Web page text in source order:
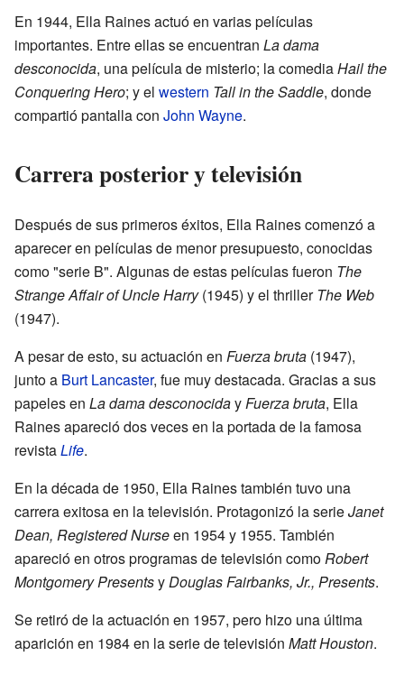
En 1944, Ella Raines actuó en varias películas
importantes. Entre ellas se encuentran La dama
desconocida, una película de misterio; la comediaHail the
Conquering Hero; y el western Tall in the Saddle, donde
compartió pantalla con John Wayne.
Carrera posterior y televisión
Después de sus primeros éxitos, Ella Raines comenzó a
aparecer en películas de menor presupuesto, conocidas
como "serie B". Algunas de estas películas fueron The
Strange Affair of Uncle Harry(1945) y el thrillerThe Web
(1947).
A pesar de esto, su actuación en Fuerza bruta (1947),
junto a Burt Lancaster, fue muy destacada. Gracias a sus
papeles en La dama desconocidayFuerza bruta, Ella
Raines apareció dos veces en la portada de la famosa
revistaLife.
En la década de 1950, Ella Raines también tuvo una
carrera exitosa en la televisión. Protagonizó la serieJanet
Dean, Registered Nurseen 1954 y 1955. También
apareció en otros programas de televisión comoRobert
Montgomery PresentsyDouglas Fairbanks, Jr., Presents.
Se retiró de la actuación en 1957, pero hizo una última
aparición en 1984 en la serie de televisión Matt Houston.